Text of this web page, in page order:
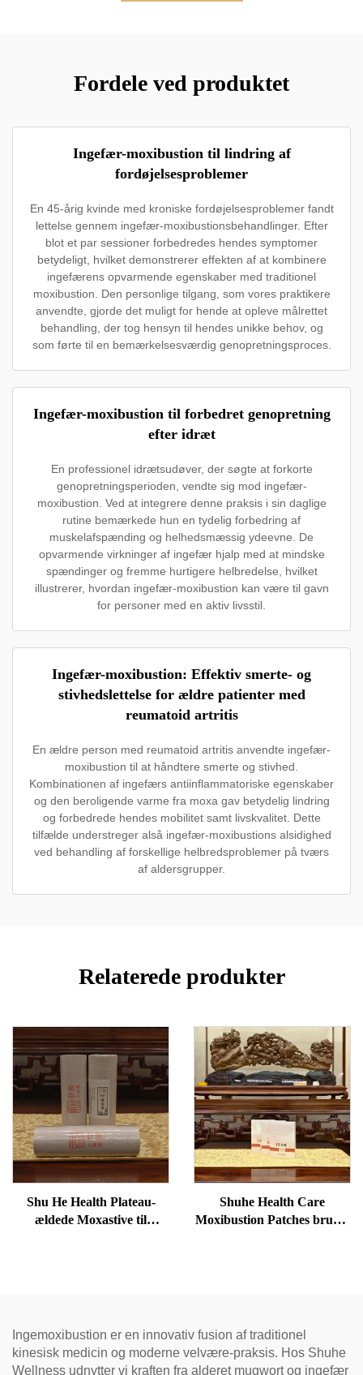
Fordele ved produktet
Ingefær-moxibustion til lindring af
fordøjelsesproblemer
En 45-årig kvinde med kroniske fordøjelsesproblemer fandt
lettelse gennem ingefær-moxibustionsbehandlinger. Efter
blot et par sessioner forbedredes hendes symptomer
betydeligt, hvilket demonstrerer effekten af at kombinere
ingefærens opvarmende egenskaber med traditionel
moxibustion. Den personlige tilgang, som vores praktikere
anvendte, gjorde det muligt for hende at opleve målrettet
behandling, der tog hensyn til hendes unikke behov, og
som førte til en bemærkelsesværdig genopretningsproces.
Ingefær-moxibustion til forbedret genopretning
efter idræt
En professionel idrætsudøver, der søgte at forkorte
genopretningsperioden, vendte sig mod ingefær-
moxibustion. Ved at integrere denne praksis i sin daglige
rutine bemærkede hun en tydelig forbedring af
muskelafspænding og helhedsmæssig ydeevne. De
opvarmende virkninger af ingefær hjalp med at mindske
spændinger og fremme hurtigere helbredelse, hvilket
illustrerer, hvordan ingefær-moxibustion kan være til gavn
for personer med en aktiv livsstil.
Ingefær-moxibustion: Effektiv smerte- og
stivhedslettelse for ældre patienter med
reumatoid artritis
En ældre person med reumatoid artritis anvendte ingefær-
moxibustion til at håndtere smerte og stivhed.
Kombinationen af ingefærs antiinflammatoriske egenskaber
og den beroligende varme fra moxa gav betydelig lindring
og forbedrede hendes mobilitet samt livskvalitet. Dette
tilfælde understreger alså ingefær-moxibustions alsidighed
ved behandling af forskellige helbredsproblemer på tværs
af aldersgrupper.
Relaterede produkter
Shu He Health Plateau-
ældede Moxastive til
Shuhe Health Care
Moxibustion Patches bruges
Ingemoxibustion er en innovativ fusion af traditionel
kinesisk medicin og moderne velvære-praksis. Hos Shuhe
Wellness udnytter vi kraften fra alderet mugwort og ingefær